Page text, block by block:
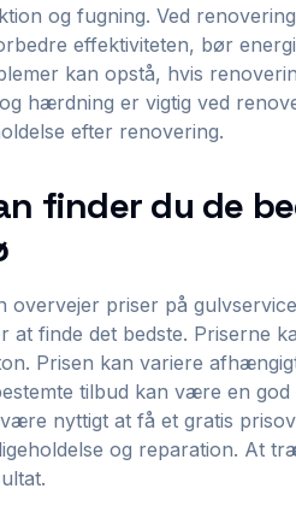
og fugning. Ved
effektiviteten, bør
kan opstå, hvis
hærdning er vigtig ved
efter renovering.
finder du de
overvejer priser på
at finde det bedste. Priserne
Prisen kan variere
tilbud kan være en god
nyttigt at få et gratis
og reparation. At